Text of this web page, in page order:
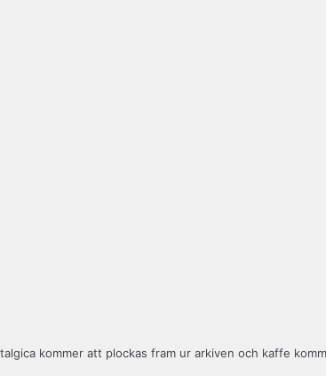
kommer att plockas fram ur arkiven och kaffe